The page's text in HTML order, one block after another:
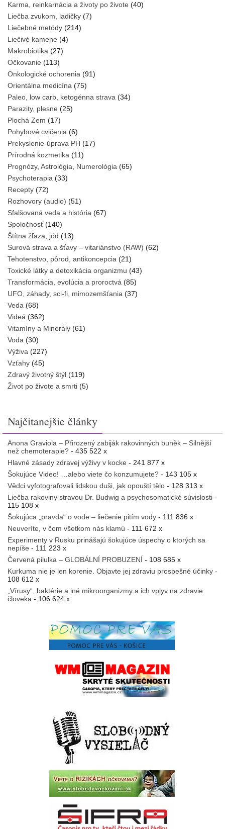
Karma, reinkarnácia a životy po živote (40)
Liečba zvukom, ladičky (7)
Liečebné metódy (214)
Liečivé kamene (4)
Makrobiotika (27)
Očkovanie (113)
Onkologické ochorenia (91)
Orientálna medicína (75)
Paleo, low carb, ketogénna strava (34)
Parazity, plesne (25)
Plochá Zem (17)
Pohybové cvičenia (6)
Prekyslenie-úprava PH (17)
Prírodná kozmetika (11)
Prognózy, Astrológia, Numerológia (65)
Psychoterapia (33)
Recepty (72)
Rozhovory (audio) (51)
Sfalšovaná veda a história (67)
Spoločnosť(140)
Štítna žľaza, jód (13)
Surová strava a šťavy – vitariánstvo (RAW) (62)
Tehotenstvo, pôrod, antikoncepcia (21)
Toxické látky a detoxikácia organizmu (43)
Transformácia, evolúcia a proroctvá (85)
UFO, záhady, sci-fi, mimozemšťania (37)
Veda (68)
Videá (362)
Vitamíny a Minerály (61)
Voda (30)
Výživa (227)
Vzťahy (45)
Zdravý životný štýl (119)
Život po živote a smrti (5)
Najčitanejšie články
Anona Graviola – Přirozený zabiják rakovinných buněk – Silnější
než chemoterapie? - 435 522 x
Hlavné zásady zdravej výživy v kocke - 241 877 x
Šokujúce Video! …alebo viete čo konzumujete? - 143 105 x
Vědci vyfotografovali lidskou duši, jak opouští tělo - 128 313 x
Liečba rakoviny stravou Dr. Budwig a psychosomatické súvislosti -
115 108 x
Šokujúca „pravda“ o vode – liečenie pitím vody - 111 836 x
Neuveríte, v čom všetkom nás klamú - 111 672 x
Experimenty v Rusku prinášajú šokujúce úspechy o ktorých sa
nepíše - 111 223 x
Červená pilulka – GLOBÁLNÍ PROBUZENÍ - 108 685 x
Kurkuma nie je len korenie. Objavte jej zdraviu prospešné účinky -
108 612 x
„Vírusy“, baktérie a iné mikroorganizmy a ich vplyv na zdravie
človeka - 106 624 x